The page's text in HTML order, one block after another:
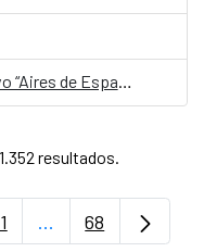
resultados.
Use TAB para
...PáginasPágina
68